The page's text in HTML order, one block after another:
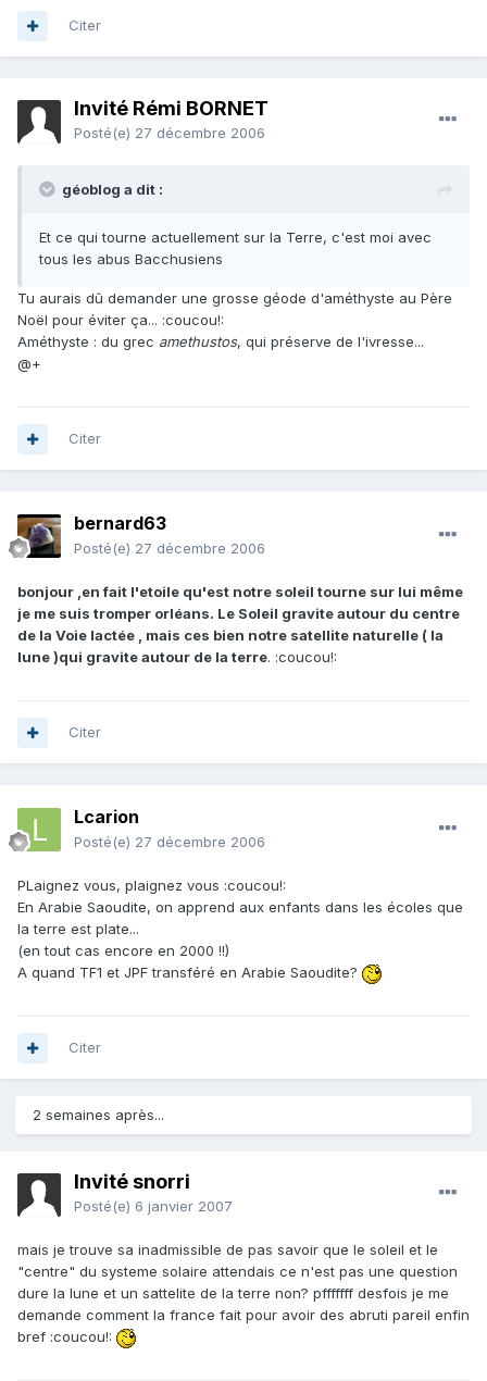
Citer
Invité Rémi BORNET
Posté(e) 27 décembre 2006
géoblog a dit :
Et ce qui tourne actuellement sur la Terre, c'est moi avec
tous les abus Bacchusiens
Tu aurais dû demander une grosse géode d'améthyste au Père
Noël pour éviter ça... :coucou!:
Améthyste : du grec amethustos, qui préserve de l'ivresse...
@+
Citer
bernard63
Posté(e) 27 décembre 2006
bonjour ,en fait l'etoile qu'est notre soleil tourne sur lui même
je me suis tromper orléans. Le Soleil gravite autour du centre
de la Voie lactée , mais ces bien notre satellite naturelle ( la
lune )qui gravite autour de la terre. :coucou!:
Citer
Lcarion
Posté(e) 27 décembre 2006
PLaignez vous, plaignez vous :coucou!:
En Arabie Saoudite, on apprend aux enfants dans les écoles que
la terre est plate...
(en tout cas encore en 2000 !!)
A quand TF1 et JPF transféré en Arabie Saoudite?
Citer
2 semaines après...
Invité snorri
Posté(e) 6 janvier 2007
mais je trouve sa inadmissible de pas savoir que le soleil et le
"centre" du systeme solaire attendais ce n'est pas une question
dure la lune et un sattelite de la terre non? pfffffff desfois je me
demande comment la france fait pour avoir des abruti pareil enfin
bref :coucou!: